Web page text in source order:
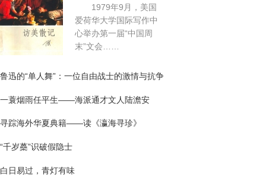
1979年9月，美国
爱荷华大学国际写作中
心举办第一届“中国周
末”文会……
鲁迅的“单人舞”：一位自由战士的激情与抗争
一蓑烟雨任平生——海派通才文人陆澹安
寻踪海外华夏典籍——读《瀛海寻珍》
“千岁蘽”识破假隐士
白日易过，青灯有味